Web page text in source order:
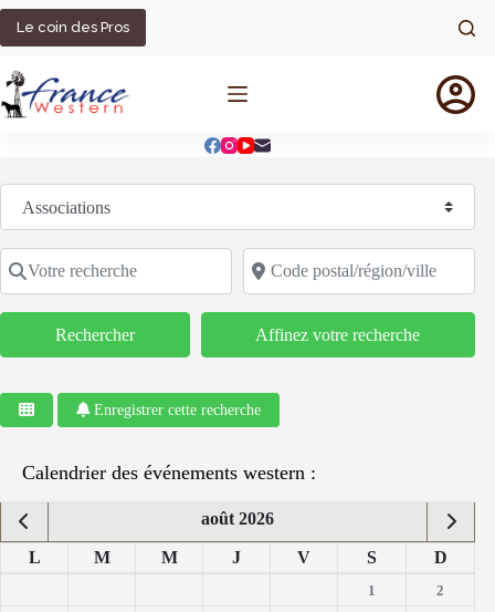
Passer
contenu
Le coin des Pros
Sélectionnez le type de recherche
Votre recherche Code postal/région/ville
RechercherRechercher Affinez votre recherche
Enregistrer cette recherche
Calendrier des événements western :
août 2026
L M M J V S D
1
2